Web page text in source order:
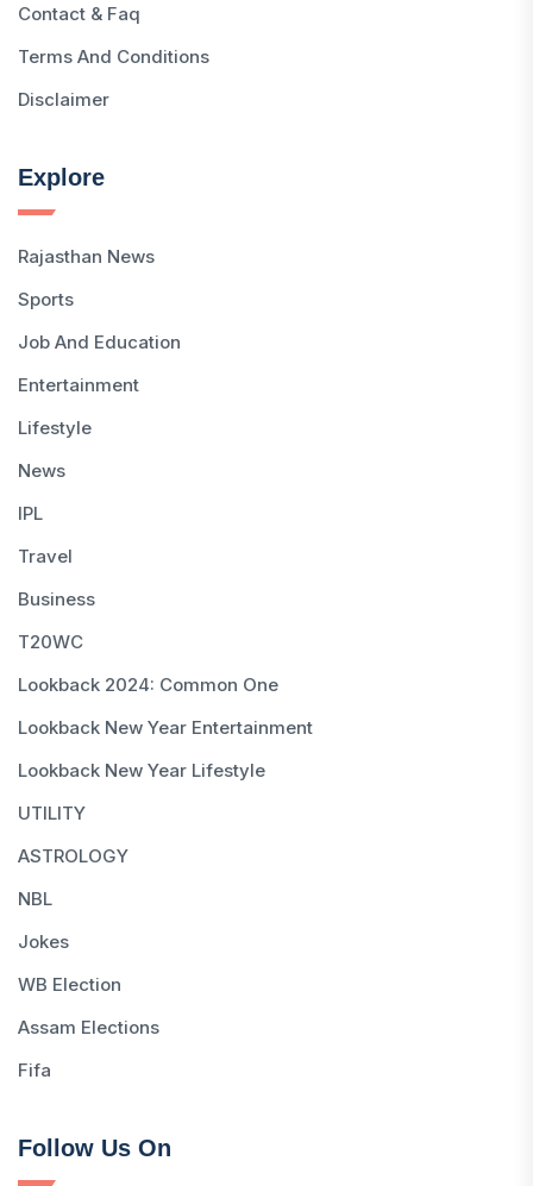
Contact & Faq
Terms And Conditions
Disclaimer
Explore
Rajasthan News
Sports
Job And Education
Entertainment
Lifestyle
News
IPL
Travel
Business
T20WC
Lookback 2024: Common One
Lookback New Year Entertainment
Lookback New Year Lifestyle
UTILITY
ASTROLOGY
NBL
Jokes
WB Election
Assam Elections
Fifa
Follow Us On